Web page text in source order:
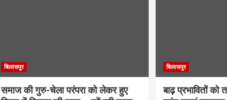
बिलासपुर
समाज की गुरु-चेला परंपरा को लेकर हुए
बिलासपुर
बाढ़ प्रभावितों को